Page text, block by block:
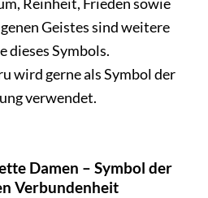
Geistes sind weitere
dieses Symbols.
wird gerne als Symbol der
verwendet.
Damen – Symbol der
Verbundenheit